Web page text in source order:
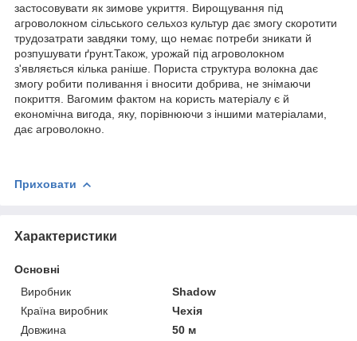
застосовувати як зимове укриття. Вирощування під
агроволокном сільського сельхоз культур дає змогу скоротити
трудозатрати завдяки тому, що немає потреби зникати й
розпушувати ґрунт.Також, урожай під агроволокном
з'являється кілька раніше. Пориста структура волокна дає
змогу робити поливання і вносити добрива, не знімаючи
покриття. Вагомим фактом на користь матеріалу є й
економічна вигода, яку, порівнюючи з іншими матеріалами,
дає агроволокно.
Приховати
Характеристики
Основні
Виробник
Shadow
Країна виробник
Чехія
Довжина
50 м